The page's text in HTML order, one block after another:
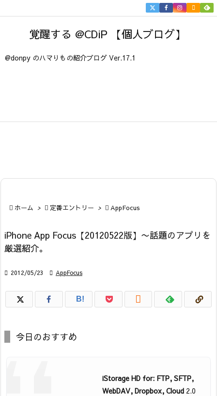
覚醒する @CDiP 【個人ブログ】
@donpy のハマりもの紹介ブログ Ver.17.1


 ホーム >  定番エントリー >  AppFocus
iPhone App Focus【20120522版】〜話題のアプリを
厳選紹介。
 2012/05/23  AppFocus
B! 
今日のおすすめ
iStorage HD for: FTP, SFTP,
WebDAV, Dropbox, Cloud 2.0